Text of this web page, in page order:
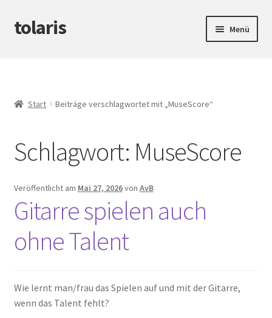
Zur
Navigation
Zum
Inhalt
tolaris Menü
Produktinfos
Start Beiträge verschlagwortet mit „MuseScore“
Schlagwort: MuseScore
Veröffentlicht am Mai 27, 2026von AvB
Gitarre spielen auch
ohne Talent
Wie lernt man/frau das Spielen auf und mit der Gitarre,
wenn das Talent fehlt?